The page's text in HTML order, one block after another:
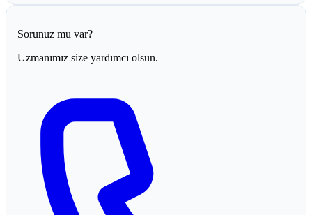
Sorunuz mu var?
Uzmanımız size yardımcı olsun.